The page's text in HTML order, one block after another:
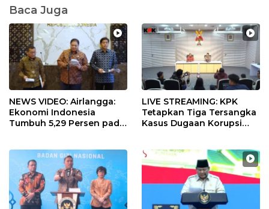
Baca Juga
NEWS VIDEO: Airlangga:
Ekonomi Indonesia
Tumbuh 5,29 Persen pada
LIVE STREAMING: KPK
Tetapkan Tiga Tersangka
Kasus Dugaan Korupsi